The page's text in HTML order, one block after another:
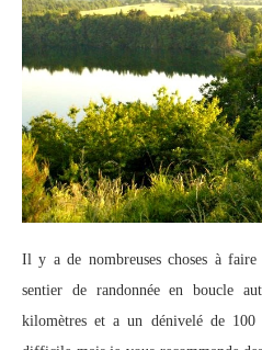
Il y a de nombreuses choses à
sentier de randonnée en boucle
kilomètres et a un dénivelé de 100